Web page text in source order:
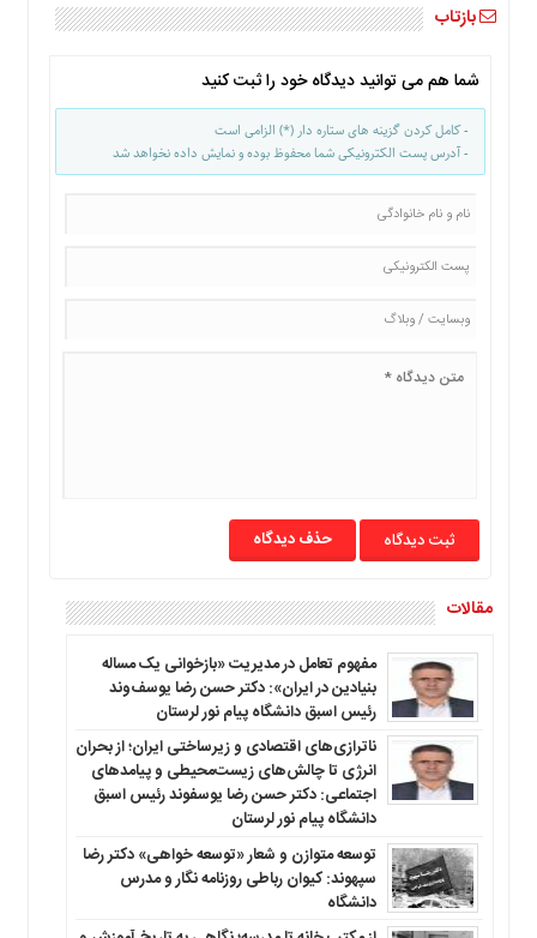
بازتاب
شما هم می توانید دیدگاه خود را ثبت کنید
- کامل کردن گزینه های ستاره دار (*) الزامی است
- آدرس پست الکترونیکی شما محفوظ بوده و نمایش داده نخواهد شد
حذف دیدگاه
مقالات
مفهوم تعامل در مدیریت «بازخوانی یک مساله
بنیادین در ایران»: دکتر حسن رضا یوسف‌وند
رئیس اسبق دانشگاه پیام نور لرستان
ناترازی‌های اقتصادی و زیرساختی ایران؛ از بحران
انرژی تا چالش‌های زیست‌محیطی و پیامدهای
اجتماعی: دکتر حسن رضا یوسفوند رئیس اسبق
دانشگاه پیام نور لرستان
توسعه متوازن و شعار «توسعه خواهی» دکتر رضا
سپهوند: کیوان رباطی روزنامه نگار و مدرس
دانشگاه